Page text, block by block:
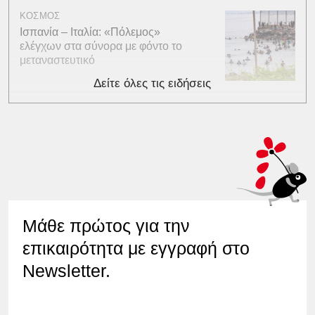
ΚΟΣΜΟΣ
Ισπανία – Ιταλία: «Πόλεμος»
ελέγχων στα σύνορα με φόντο το
μεταναστευτικό
Δείτε όλες τις ειδήσεις
Μάθε πρώτος για την
επικαιρότητα με εγγραφή στο
Newsletter.